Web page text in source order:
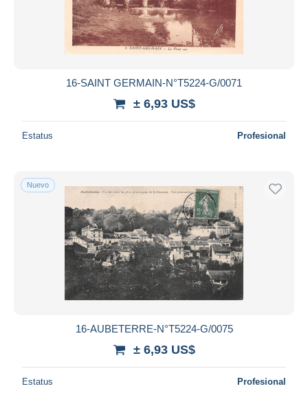
16-SAINT GERMAIN-N°T5224-G/0071
± 6,93 US$
Estatus Profesional
Nuevo
16-AUBETERRE-N°T5224-G/0075
± 6,93 US$
Estatus Profesional